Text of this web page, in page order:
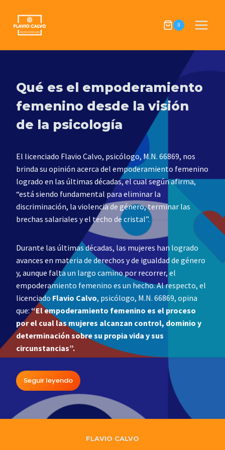
content
0
Qué es el empoderamiento
femenino desde la visión
de la psicología
El licenciado Flavio Calvo, psicólogo, M.N. 66869, nos
brinda su opinión acerca del empoderamiento femenino
logrado en las últimas décadas, el cual según afirma,
“está siendo fundamental para eliminar la
discriminación, la violencia de género, terminar las
brechas salariales y el techo de cristal”.
Durante las últimas décadas, las mujeres han logrado
avances en materia de derechos y de igualdad de género
y, aunque falta un largo camino por recorrer, el
empoderamiento femenino es un hecho. Al respecto, el
licenciado Flavio Calvo, psicólogo, M.N. 66869, opina
que:“El empoderamiento femenino es el proceso
por el cual las mujeres alcanzan control, dominio y
determinación sobre su propia vida y sus
circunstancias”.
Seguir leyendo
FLAVIO CALVO